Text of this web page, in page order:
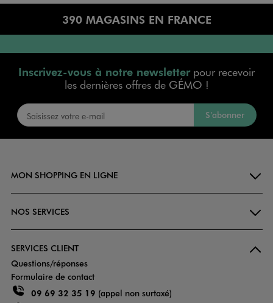
390 MAGASINS EN FRANCE
Inscrivez-vous à notre newsletterpour recevoir
les dernières offres de GÉMO !
S’abonner
MON SHOPPING EN LIGNE
NOS SERVICES
SERVICES CLIENT
Questions/réponses
Formulaire de contact
09 69 32 35 19 (appel non surtaxé)